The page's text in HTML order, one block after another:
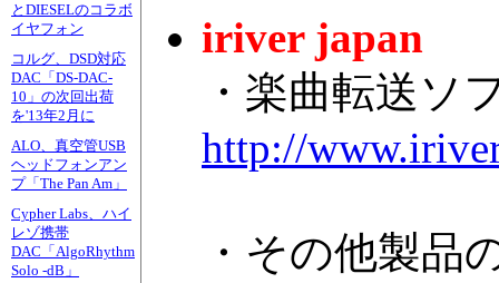
とDIESELのコラボ
イヤフォン
コルグ、DSD対応
DAC「DS-DAC-
10」の次回出荷
を'13年2月に
ALO、真空管USB
ヘッドフォンアン
プ「The Pan Am」
Cypher Labs、ハイ
レゾ携帯
DAC「AlgoRhythm
Solo -dB」
iriver japan
・楽曲転送ソ
http://
・その他製品